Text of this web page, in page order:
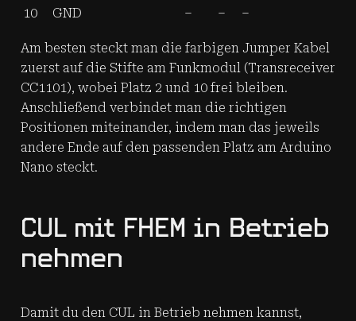
10
GND – – –
Am besten steckt man die farbigen Jumper Kabel
zuerst auf die Stifte am Funkmodul (Transreceiver
CC1101), wobei Platz 2 und 10 frei bleiben.
Anschließend verbindet man die richtigen
Positionen miteinander, indem man das jeweils
andere Ende auf den passenden Platz am Arduino
Nano steckt.
CUL mit FHEM in Betrieb
nehmen
Damit du den CUL in Betrieb nehmen kannst,